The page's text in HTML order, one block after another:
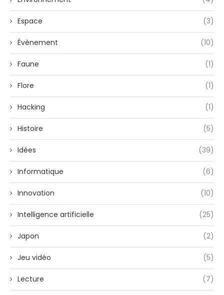
Espace (3)
Évènement (10)
Faune (1)
Flore (1)
Hacking (1)
Histoire (5)
Idées (39)
Informatique (6)
Innovation (10)
Intelligence artificielle (25)
Japon (2)
Jeu vidéo (5)
Lecture (7)